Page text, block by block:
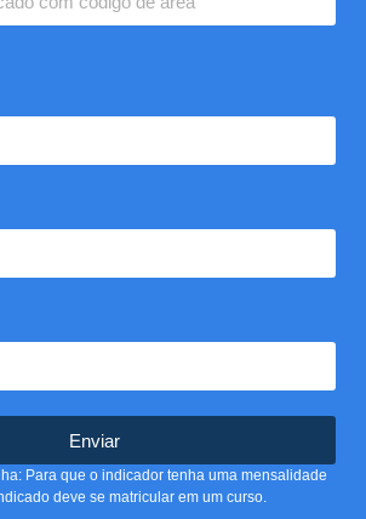
Enviar
Para que o indicador tenha uma mensalidade
deve se matricular em um curso.